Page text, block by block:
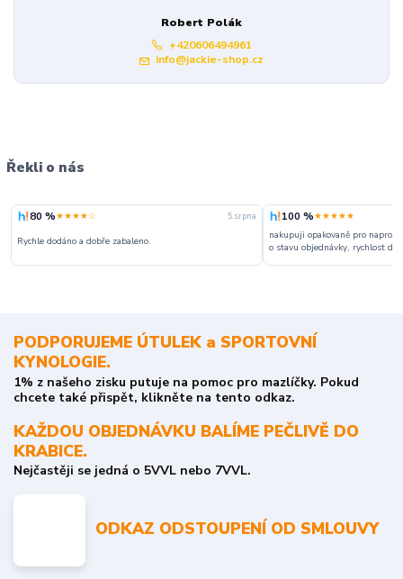
Robert Polák
+420606494961
info@jackie-shop.cz
Řekli o nás
80 %★★★★☆ 5. srpna
Rychle dodáno a dobře zabaleno.
100 %★★★★★
nakupuji opakovaně pro
o stavu objednávky, rychlost
PODPORUJEME ÚTULEK a SPORTOVNÍ
KYNOLOGIE.
1% z našeho zisku putuje na pomoc pro mazlíčky. Pokud
chcete také přispět, klikněte na tento odkaz.
KAŽDOU OBJEDNÁVKU BALÍME PEČLIVĚ DO
KRABICE.
Nejčastěji se jedná o 5VVL nebo 7VVL.
ODKAZ ODSTOUPENÍ OD SMLOUVY